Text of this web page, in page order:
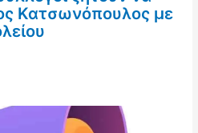
Κατσωνόπουλος με